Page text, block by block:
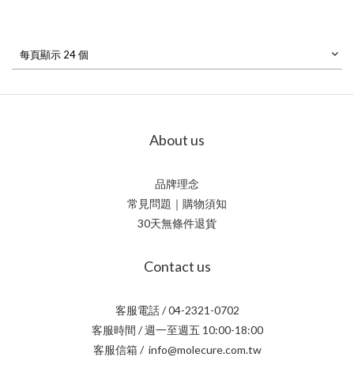
每頁顯示 24 個
About us
品牌理念
常見問題｜購物須知
30天無條件退貨
Contact us
客服電話 / 04-2321-0702
客服時間 / 週一至週五 10:00-18:00
客服信箱 / info@molecure.com.tw